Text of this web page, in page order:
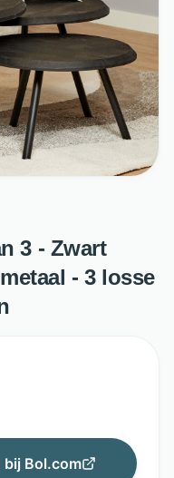
3 - Zwart
- 3 losse
bij Bol.com